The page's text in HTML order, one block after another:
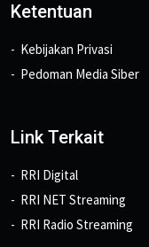
Ketentuan
Kebijakan Privasi
Pedoman Media Siber
Link Terkait
RRI Digital
RRI NET Streaming
RRI Radio Streaming